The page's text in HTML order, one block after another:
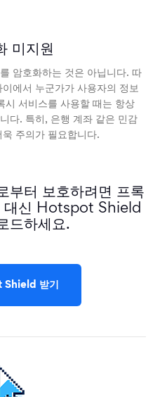
미지원
암호화하는 것은 아닙니다. 따
에서 누군가가 사용자의 정보
시 서비스를 사용할 때는 항상
다. 특히, 은행 계좌 같은 민감
주의가 필요합니다.
부터 보호하려면 프록
대신 Hotspot Shield
드하세요.
받기